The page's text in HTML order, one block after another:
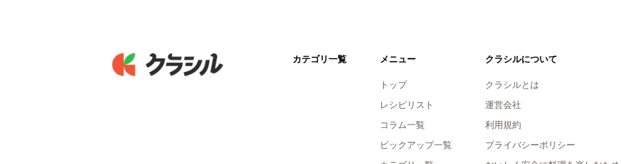
カテゴリ一覧 メニュー
トップ
レシピリスト
コラム一覧
ピックアップ一覧
クラシルについて
クラシルとは
運営会社
利用規約
プライバシーポリシー